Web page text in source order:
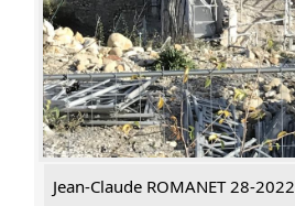
Jean-Claude ROMANET 28-2022